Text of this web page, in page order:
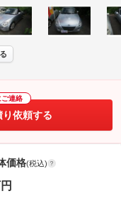
ご連絡
依頼する
価格(税込)